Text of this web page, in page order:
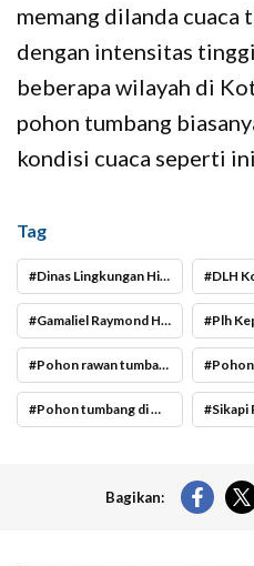
memang dilanda cuaca
dengan intensitas
beberapa wilayah di
pohon tumbang
kondisi cuaca seperti
Tag
Dinas Lingkungan Hidup Kota Malang DLH Kota
Gamaliel Raymond Hatigoran Matondang Plh Kepala DLH Kota
Pohon rawan tumbang di Kota Malang Pohon
Pohon tumbang di Malang Raya Sikapi
Bagikan: